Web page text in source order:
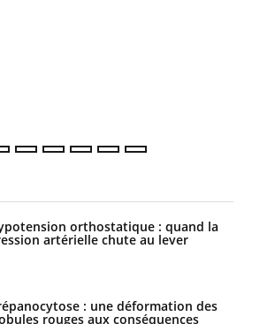
orthostatique : quand la
artérielle chute au lever
: une déformation des
rouges aux conséquences